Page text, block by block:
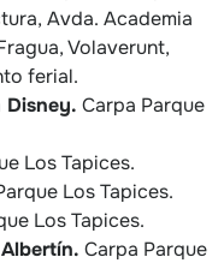
Avda. Academia
Volaverunt,
ferial.
Disney. Carpa Parque
Los Tapices.
Los Tapices.
Los Tapices.
Carpa Parque